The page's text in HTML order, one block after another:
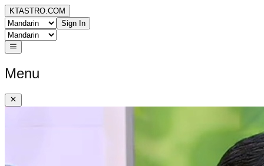
KTASTRO.COM
Sign In
Menu